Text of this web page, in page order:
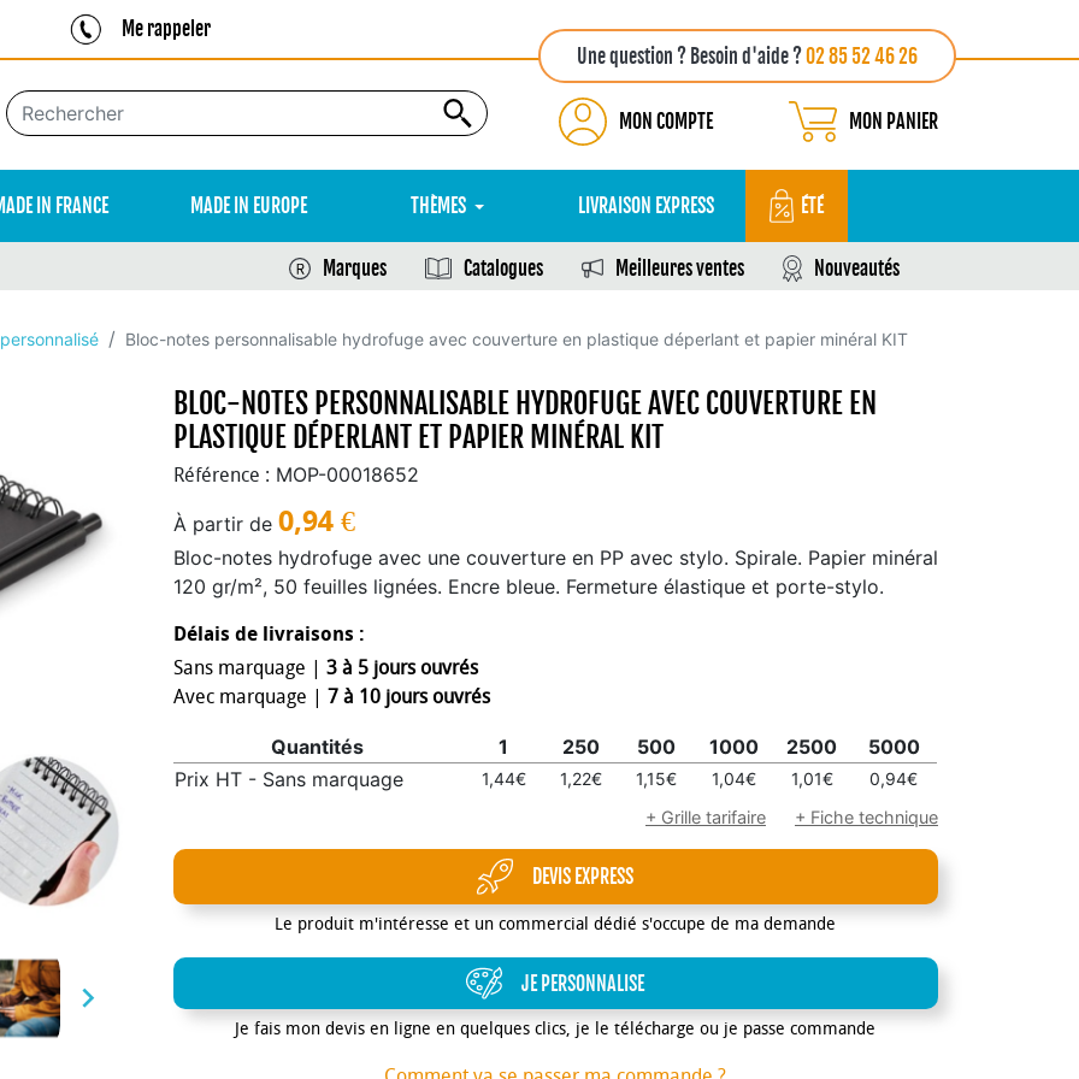
Me rappeler
Une question ? Besoin d'aide ?02 85 52 46 26
MON COMPTE MON PANIER
IN FRANCE MADE IN EUROPE THÈMES LIVRAISON EXPRESS ÉTÉ
Marques Catalogues Meilleures ventes Nouveautés
Bloc-notes personnalisable hydrofuge avec couverture en plastique déperlant et papier minéral KIT

BLOC-NOTES PERSONNALISABLE HYDROFUGE AVEC COUVERTURE EN
PLASTIQUE DÉPERLANT ET PAPIER MINÉRAL KIT
Référence : MOP-00018652
À partir de 0,94 €
Bloc-notes hydrofuge avec une couverture en PP avec stylo. Spirale. Papier minéral
120 gr/m², 50 feuilles lignées. Encre bleue. Fermeture élastique et porte-stylo.
Délais de livraisons :
Sans marquage | 3 à 5 jours ouvrés
Avec marquage | 7 à 10 jours ouvrés
Quantités 1 250 500 1000 2500
5000
Prix HT - Sans marquage
1,44€ 1,22€ 1,15€ 1,04€ 1,01€
0,94€
+ Grille tarifaire
+ Fiche technique
DEVIS EXPRESS
Le produit m'intéresse et un commercial dédié s'occupe de ma demande
JE PERSONNALISE
Je fais mon devis en ligne en quelques clics, je le télécharge ou je passe commande